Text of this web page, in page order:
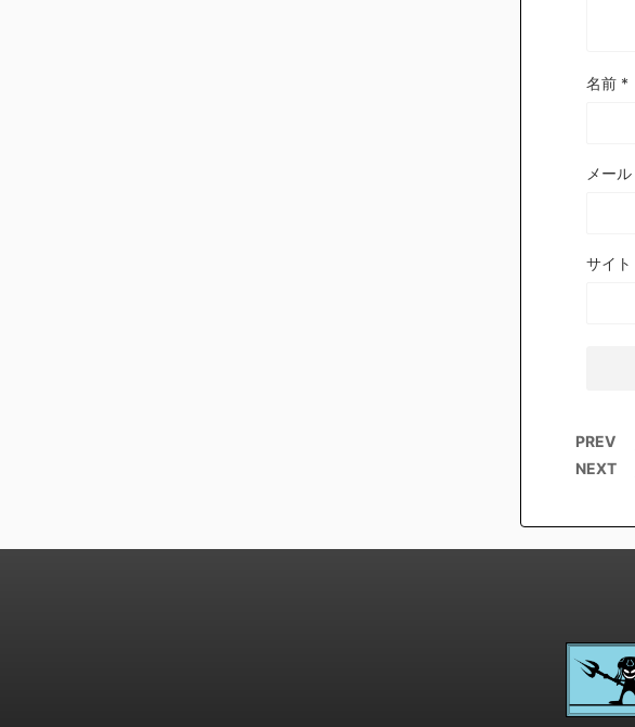
名前 *
メール
サイト
PREV
NEXT